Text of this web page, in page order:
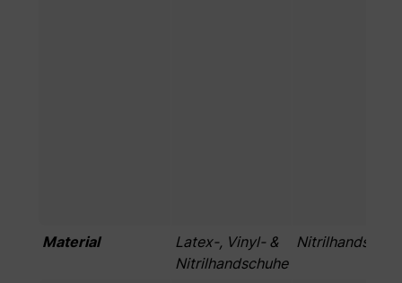
Material
Latex-, Vinyl- &
Nitrilhandschuhe